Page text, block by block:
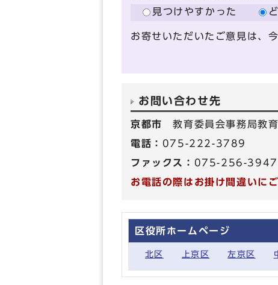
見つけやすかった
お寄せいただいたご意見は、
お問い合わせ先
京都市教育委員会事務局教
電話： 075-222-3789
ファックス： 075-256-3947
お電話の際はお掛け間違いに
区役所ホームページ
北区 上京区 左京区